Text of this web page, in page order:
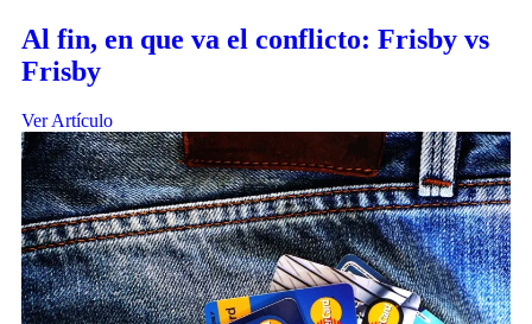
Al fin, en que va el conflicto: Frisby vs
Frisby
Ver Artículo